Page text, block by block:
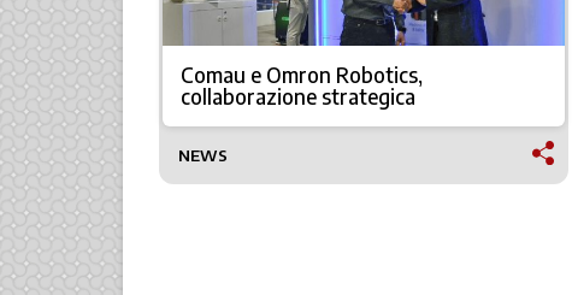
di
Comau e Omron Robotics,
collaborazione strategica
NEWS